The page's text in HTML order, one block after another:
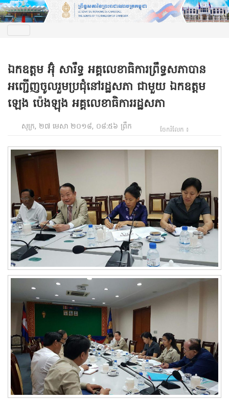
ឯកឧត្តម អ៊ុំ សារឹទ្ធ អគ្គលេខាធិការព្រឹទ្ធសភាបាន
អញ្ជើញចូលរួមប្រជុំនៅរដ្ឋសភា ជាមួយ ឯកឧត្តម
ឡេង ប៉េងឡុង អគ្គលេខាធិការរដ្ឋសភា
សុក្រ, ២៧ មេសា ២០១៨, ០៨:៥៦ ព្រឹក ចែករំលែក ៖